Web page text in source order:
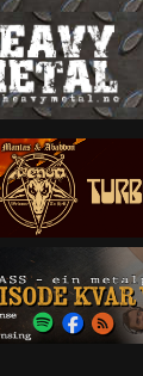
Nyheter
Omtaler
Intervjuer
Om oss
Abonner